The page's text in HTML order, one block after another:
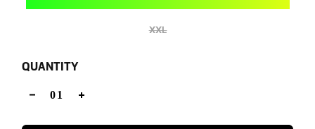
XXL
QUANTITY